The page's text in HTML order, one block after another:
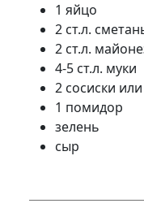
1 яйцо
2 ст.л.
2 ст.л.
4-5 ст.л. муки
2 сосиски
1 помидор
зелень
сыр